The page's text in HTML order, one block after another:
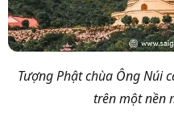
Tượng Phật chùa Ông Núi
trên một nền